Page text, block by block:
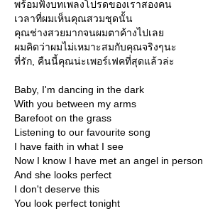
พร้อมฟังบทเพลงโปรดของเราสองคน
เวลาที่ผมเห็นคุณสวมชุดนั้น
คุณช่างสวยมากจนผมตาค้างไปเล
ผมคิดว่าผมไม่เหมาะสมกับคุณจริงๆนะ
ที่รัก, คืนนี้คุณน่ะเพอร์เฟคที่สุดแล้วล่ะ
Baby, I'm dancing in the dark
With you between my arms
Barefoot on the grass
Listening to our favourite song
I have faith in what I see
Now I know I have met an angel in person
And she looks perfect
I don't deserve this
You look perfect tonight